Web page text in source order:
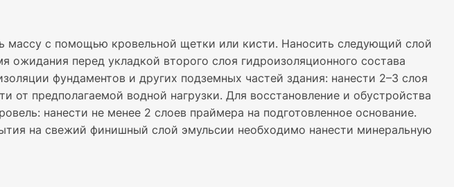
массу с помощью кровельной щетки или кисти. Наносить следующий слой
ожидания перед укладкой второго слоя гидроизоляционного состава
фундаментов и других подземных частей здания: нанести 2–3 слоя
от предполагаемой водной нагрузки. Для восстановление и обустройства
нанести не менее 2 слоев праймера на подготовленное основание.
на свежий финишный слой эмульсии необходимо нанести минеральную